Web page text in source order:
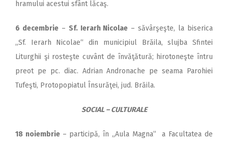
hramului acestui sfânt lăcaş.
6 decembrie– Sf. Ierarh Nicolae – săvârşeşte, la biserica
,,Sf. Ierarh Nicolae“ din municipiul Brăila, slujba Sfintei
Liturghii şi rosteşte cuvânt de învăţătură; hirotoneşte întru
preot pe pc. diac. Adrian Andronache pe seama Parohiei
Tufeşti, Protopopiatul Însurăţei, jud. Brăila.
SOCIAL – CULTURALE
18 noiembrie – participă, în „Aula Magna” a Facultatea de